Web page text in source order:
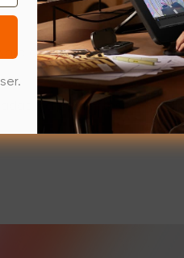
e receber uma chave
vá parahttps://